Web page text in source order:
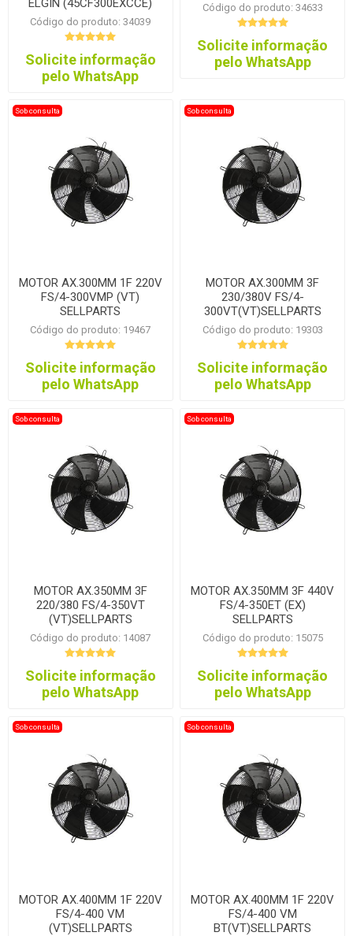
ELGIN (45CF300EXCCE)
Código do produto: 34039
Solicite informação
pelo WhatsApp
Código do produto: 34633
Solicite informação
pelo WhatsApp
Sob consulta
MOTOR AX.300MM 1F 220V
FS/4-300VMP (VT)
SELLPARTS
Código do produto: 19467
Solicite informação
pelo WhatsApp
Sob consulta
MOTOR AX.300MM 3F
230/380V FS/4-
300VT(VT)SELLPARTS
Código do produto: 19303
Solicite informação
pelo WhatsApp
Sob consulta
MOTOR AX.350MM 3F
220/380 FS/4-350VT
(VT)SELLPARTS
Código do produto: 14087
Solicite informação
pelo WhatsApp
Sob consulta
MOTOR AX.350MM 3F 440V
FS/4-350ET (EX)
SELLPARTS
Código do produto: 15075
Solicite informação
pelo WhatsApp
Sob consulta
MOTOR AX.400MM 1F 220V
FS/4-400 VM
(VT)SELLPARTS
Sob consulta
MOTOR AX.400MM 1F 220V
FS/4-400 VM
BT(VT)SELLPARTS